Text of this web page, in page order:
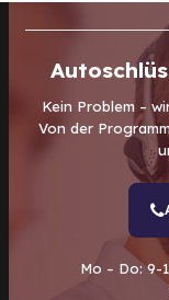
Kein Problem –
Von der
Mo – Do: 9-